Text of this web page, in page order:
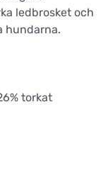
ledbrosket och
hundarna.
torkat